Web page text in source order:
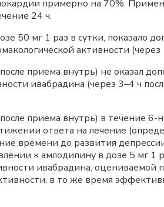
примерно на 70%.
24 ч.
50 мг 1 раз в сутки, показало
активности
приема внутрь) не оказал
ивабрадина (через 3–4 ч
приема внутрь) в течение
ответа на лечение
времени до развития
к амлодипину в дозе 5 мг 1
ивабрадина,
в то же время